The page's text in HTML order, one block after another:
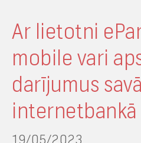
Ar lietotni
mobile vari
darījumus savā
internetbankā